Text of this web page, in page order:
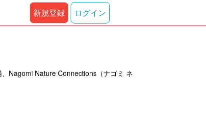
Nagomi Nature Connections（ナゴミ ネ
新規登録 ログイン